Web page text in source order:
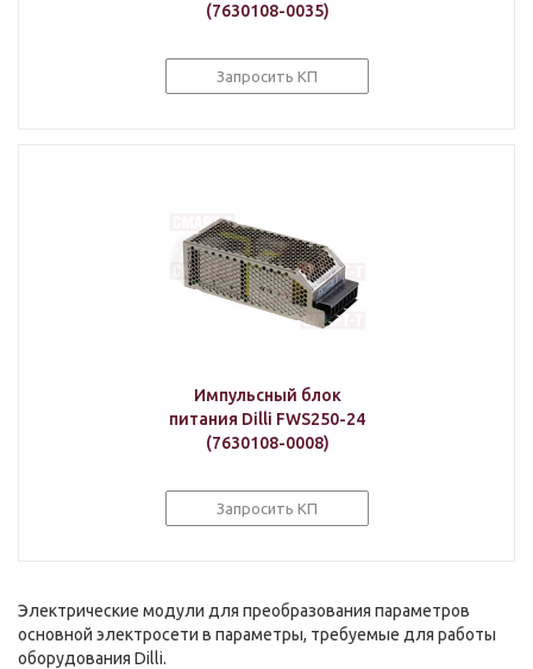
(7630108-0035)
Запросить КП
Импульсный блок
питания Dilli FWS250-24
(7630108-0008)
Запросить КП
Электрические модули для преобразования параметров
основной электросети в параметры, требуемые для работы
оборудования Dilli.